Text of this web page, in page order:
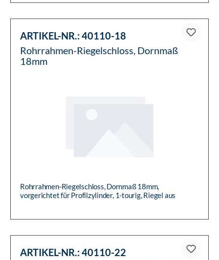
ARTIKEL-NR.:40110-18
Rohrrahmen-Riegelschloss, Dornmaß
18mm
Rohrrahmen-Riegelschloss, Dornmaß 18mm,
vorgerichtet für Profilzylinder, 1-tourig, Riegel aus
ARTIKEL-NR.:40110-22